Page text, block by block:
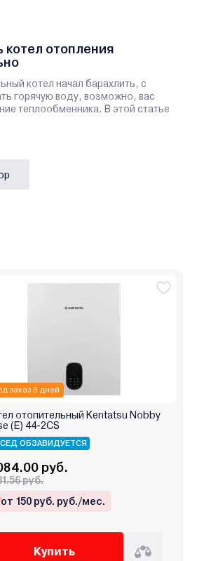
котел отопления
котел начал барахлить, с
горячую воду, возможно, вас
теплообменника. В этой статье
заказ 5 дней
отопительный Kentatsu Nobby
(E) 44‑2CS
ОБЗАВИДУЕТСЯ
руб.
руб.
от 150 руб. руб./мес.
Купить